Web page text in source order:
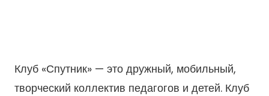
Клуб «Спутник» — это дружный, мобильный,
творческий коллектив педагогов и детей. Клуб